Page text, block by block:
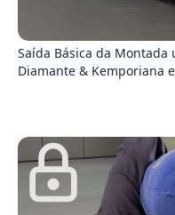
Saída Básica da Montada
Diamante & Kemporiana